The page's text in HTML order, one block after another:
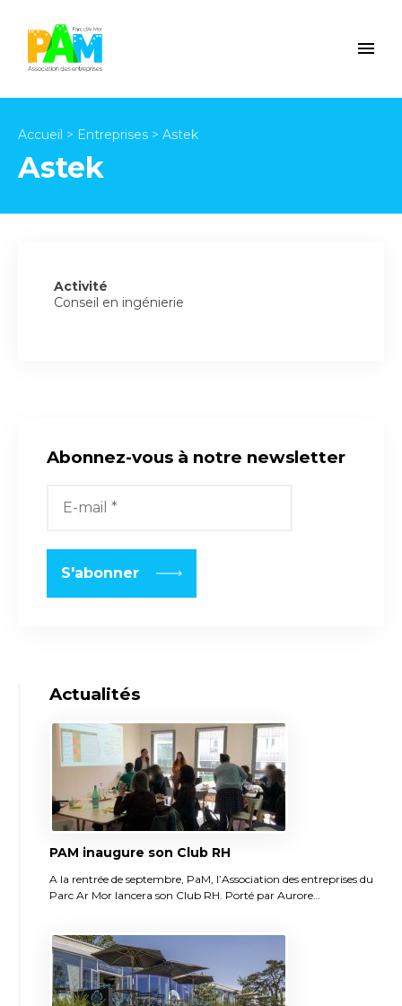
Accueil > Entreprises > Astek
Astek
Activité
Conseil en ingénierie
Abonnez-vous à notre newsletter
Actualités
PAM inaugure son Club RH
A la rentrée de septembre, PaM, l’Association des entreprises du
Parc Ar Mor lancera son Club RH. Porté par Aurore…